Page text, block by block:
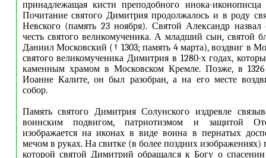
принадлежащая кисти преподобного инока-
Почитание святого Димитрия продолжалось и в роду
Невского (память 23 ноября). Святой Александр
честь святого великомученика. А младший сын, святой
Даниил Московский († 1303; память 4 марта), воздвиг в
святого великомученика Димитрия в 1280-х годах,
каменным храмом в Московском Кремле. Позже, в
Иоанне Калите, он был разобран, а на его месте
собор.
Память святого Димитрия Солунского издревле
воинским подвигом, патриотизмом и защитой
изображается на иконах в виде воина в пернатых
мечом в руках. На свитке (в более поздних изображениях)
которой святой Димитрий обращался к Богу о